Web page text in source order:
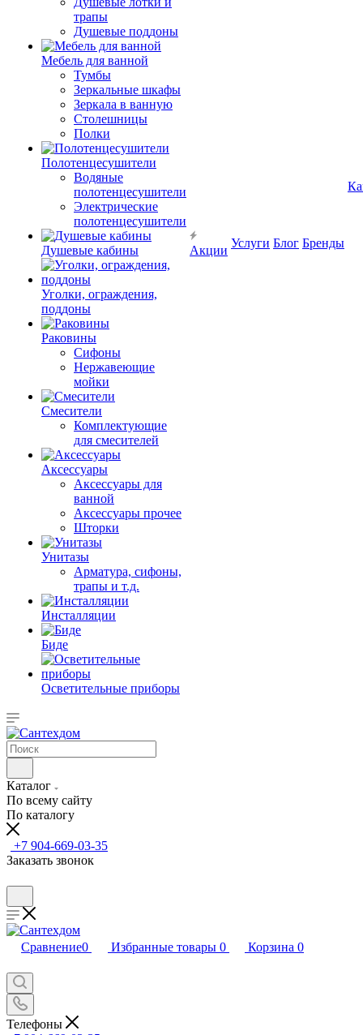
трапы
Душевые поддоны
Мебель для ванной
Тумбы
Зеркальные шкафы
Зеркала в ванную
Столешницы
Полки
Полотенцесушители
Водяные
полотенцесушители
Электрические
полотенцесушители
Душевые кабины
Уголки, ограждения,
поддоны
Раковины
Сифоны
Нержавеющие
мойки
Смесители
Комплектующие
для смесителей
Аксессуары
Аксессуары для
ванной
Аксессуары прочее
Шторки
Унитазы
Арматура, сифоны,
трапы и т.д.
Инсталляции
Биде
Осветительные приборы
Акции
Услуги Блог Бренды
Каталог
По всему сайту
По каталогу
+7 904-669-03-35
Заказать звонок
Сравнение0 Избранные товары 0 Корзина 0
Телефоны